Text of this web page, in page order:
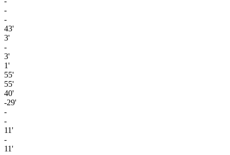
-
-
43'
3'
-
3'
1'
55'
55'
40'
-29'
-
-
11'
-
11'